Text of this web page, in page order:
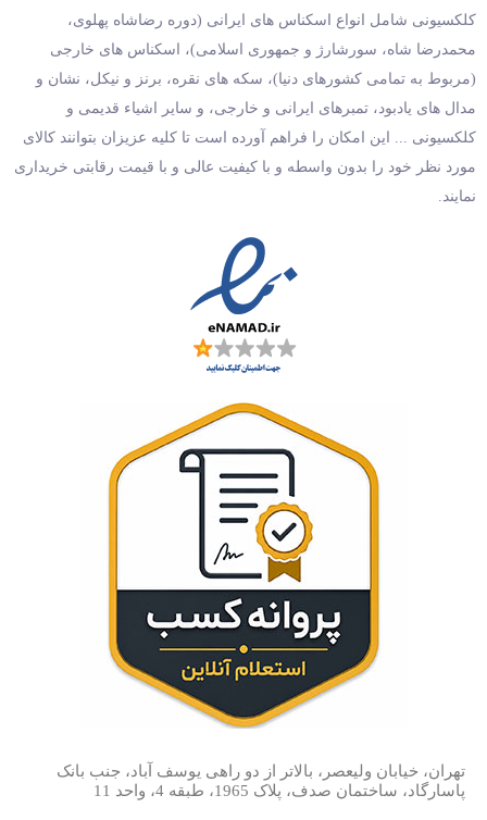
کلکسیونی شامل انواع اسکناس های ایرانی (دوره رضاشاه پهلوی،
محمدرضا شاه، سورشارژ و جمهوری اسلامی)، اسکناس های خارجی
(مربوط به تمامی کشورهای دنیا)، سکه های نقره، برنز و نیکل، نشان و
مدال های یادبود، تمبرهای ایرانی و خارجی، و سایر اشیاء قدیمی و
کلکسیونی ... این امکان را فراهم آورده است تا کلیه عزیزان بتوانند کالای
مورد نظر خود را بدون واسطه و با کیفیت عالی و با قیمت رقابتی خریداری
نمایند.
تهران، خیابان ولیعصر، بالاتر از دو راهی یوسف آباد، جنب بانک
پاسارگاد، ساختمان صدف، پلاک 1965، طبقه 4، واحد 11